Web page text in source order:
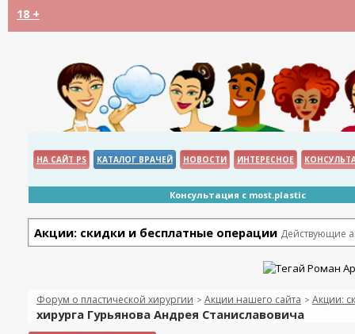
18 +
НА САЙТ PS КАТАЛОГ ВРАЧЕЙ НОВОСТИ ИНТЕРЕСНОЕ
Консультация с most.plastic
Акции: скидки и бесплатные операции Действующие
Форум о пластической хирургии > Акции нашего сайта > Акции:
хирурга Гурьянова Андрея Станиславовича